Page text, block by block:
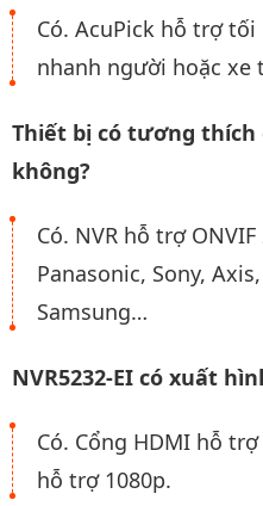
Có. AcuPick hỗ trợ
nhanh người hoặc xe
Thiết bị có tương thích
không?
Có. NVR hỗ trợ
Panasonic, Sony,
Samsung…
NVR5232-EI có xuất
Có. Cổng HDMI hỗ
hỗ trợ 1080p.